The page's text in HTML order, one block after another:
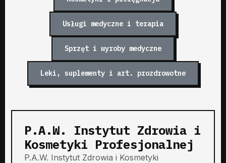
Usługi medyczne i terapia
Sprzęt i wyroby medyczne
Leki, suplementy i art. prozdrowotne
P.A.W. Instytut Zdrowia i
Kosmetyki Profesjonalnej
P.A.W. Instytut Zdrowia i Kosmetyki